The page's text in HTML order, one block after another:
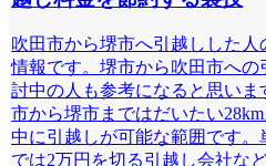
吹田市から堺市へ引越しした人
情報です。堺市から吹田市への
討中の人も参考になると思いま
市から堺市まではだいたい28km
中に引越しが可能な範囲です。
では2万円を切る引越し会社な